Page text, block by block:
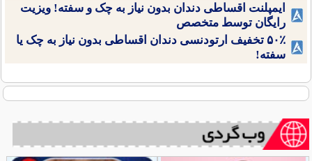
ایمپلنت اقساطی دندان بدون نیاز به چک و سفته! ویزیت
رایگان توسط متخصص
۵۰٪ تخفیف ارتودنسی دندان اقساطی بدون نیاز به چک یا
سفته!